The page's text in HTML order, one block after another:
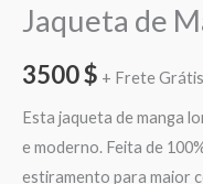
Jaqueta de
3500$ + Frete Grátis
Esta jaqueta de manga
e moderno. Feita de
estiramento para maior